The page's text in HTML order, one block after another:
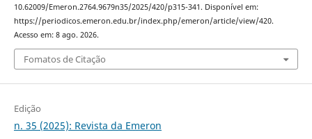
10.62009/Emeron.2764.9679n35/2025/420/p315-341. Disponível em:
https://periodicos.emeron.edu.br/index.php/emeron/article/view/420.
Acesso em: 8 ago. 2026.
Fomatos de Citação
Edição
n. 35 (2025): Revista da Emeron